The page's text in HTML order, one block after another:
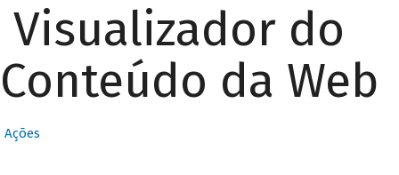
Visualizador do
Conteúdo da Web
Ações